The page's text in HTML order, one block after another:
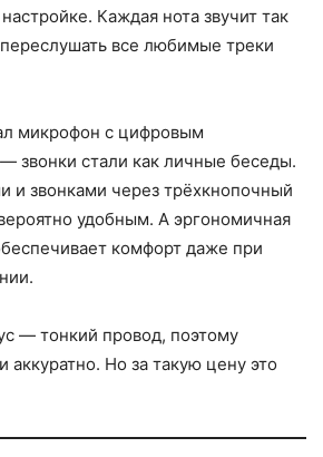
Каждая нота звучит так
все любимые треки
микрофон с цифровым
звонки стали как личные беседы.
и звонками через трёхкнопочный
удобным. А эргономичная
комфорт даже при
— тонкий провод, поэтому
аккуратно. Но за такую цену это